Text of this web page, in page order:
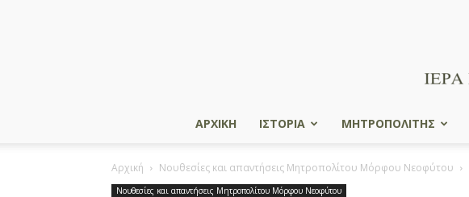
ΑΡΧΙΚΗ ΙΣΤΟΡΙΑ ΜΗΤΡΟΠΟΛΙΤΗΣ
Αρχική Νουθεσίες και απαντήσεις Μητροπολίτου Μόρφου Νεοφύτου
Νουθεσίες και απαντήσεις Μητροπολίτου Μόρφου Νεοφύτου